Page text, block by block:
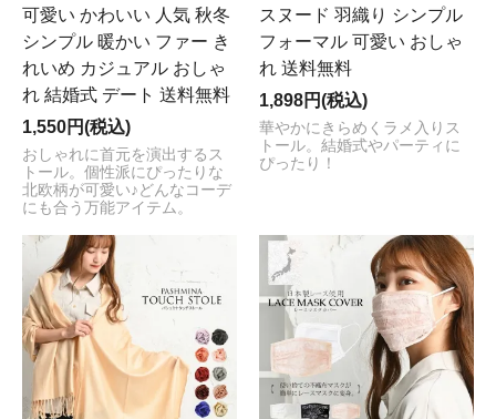
可愛い かわいい 人気 秋冬
シンプル 暖かい ファー き
れいめ カジュアル おしゃ
れ 結婚式 デート 送料無料
1,550円(税込)
おしゃれに首元を演出するス
トール。個性派にぴったりな
北欧柄が可愛い♪どんなコーデ
にも合う万能アイテム。
スヌード 羽織り シンプル
フォーマル 可愛い おしゃ
れ 送料無料
1,898円(税込)
華やかにきらめくラメ入りス
トール。結婚式やパーティに
ぴったり！